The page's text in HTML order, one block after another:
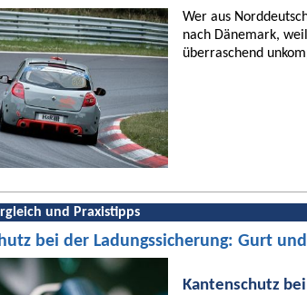
Wer aus
nach Dänemark,
überraschend
und Praxistipps
bei der Ladungssicherung: Gurt
Kantenschutz